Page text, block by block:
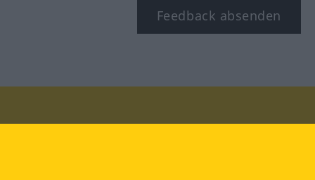
Feedback absenden
Besuchen Sie uns auf: